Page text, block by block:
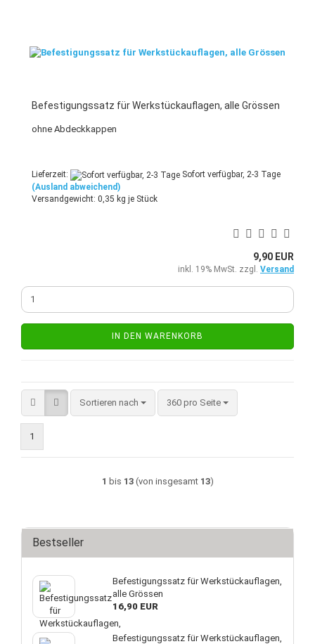
Befestigungssatz für Werkstückauflagen, alle Grössen
ohne Abdeckkappen
Lieferzeit:
Sofort verfügbar, 2-3 Tage
(Ausland abweichend)
Versandgewicht: 0,35 kg je Stück
9,90 EUR
inkl. 19% MwSt. zzgl. Versand
IN DEN WARENKORB
Sortieren nach
Sortieren nach 360 pro Seite
pro Seite
1
1 bis 13(von insgesamt 13)
Bestseller
Befestigungssatz für Werkstückauflagen,
alle Grössen
16,90 EUR
Befestigungssatz für Werkstückauflagen,